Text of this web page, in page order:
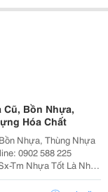
Cũ, Bồn Nhựa,
Hóa Chất
Nhựa, Thùng Nhựa
Phẩm Thùng Phuy